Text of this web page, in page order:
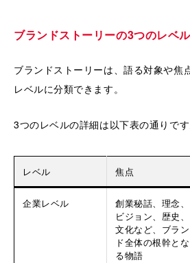
ブランドストーリーの3つのレベル
ブランドストーリーは、語る対象や焦
レベルに分類できます。
3つのレベルの詳細は以下表の通りです
レベル 焦点
企業レベル
創業秘話、理念、
ビジョン、歴史、
文化など、ブラン
ド全体の根幹とな
る物語